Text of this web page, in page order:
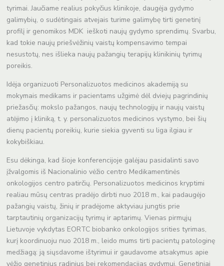
tyrimai. Jaučiame realius pokyčius klinikoje, daugėja gydymo
galimybių, o sudėtingais atvejais turime galimybę tirti genetinį
profilį ir genomikos MDK ieškoti naujų gydymo sprendimų. Svarbu,
kad tokie naujų priešvėžinių vaistų kompensavimo tempai
nesustotų, nes išlieka naujų pažangių terapijų klinikinių tyrimų
poreikis.
Idėja organizuoti Personalizuotos medicinos akademiją su
mokymais medikams ir pacientams užgimė dėl dviejų pagrindinių
priežasčių: mokslo pažangos, naujų technologijų ir naujų vaistų
atėjimo į kliniką, t. y. personalizuotos medicinos vystymo, bei šių
dienų pacientų poreikių, kurie siekia gyventi su liga ilgiau ir
kokybiškiau.
Esu dėkinga, kad šioje konferencijoje galėjau pasidalinti savo
įžvalgomis iš Nacionalinio vėžio centro Medikamentinės
onkologijos centro patirčių. Personalizuotos medicinos kryptimi
realiau mūsų centras pradėjo dirbti nuo 2018 m., kai padaugėjo
pažangių vaistų, žinių ir pradėjome aktyviau jungtis prie
tarptautinių organizacijų tyrimų ir aptarimų. Vienas pirmųjų
Lietuvoje vykdytas EORTC biobanko onkologijos srities tyrimas,
kurį koordinuoju nuo 2018 m., leido mums tirti pacientų patologinę
medžiagą: ją siųsdavome ištyrimui ir gaudavome atsakymus apie
vėžio genetinius radinius bei rekomendacijas gydymui. Genetiniai